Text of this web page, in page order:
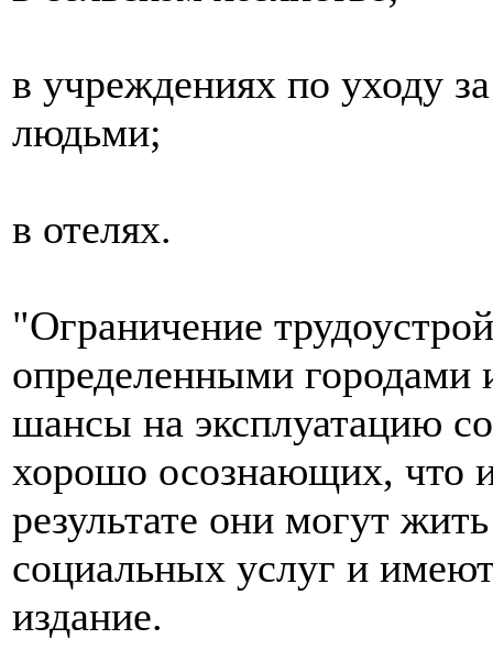
в учреждениях по уходу
людьми;
в отелях.
"Ограничение
определенными городами
шансы на эксплуатацию
хорошо осознающих, что
результате они могут
социальных услуг и
издание.